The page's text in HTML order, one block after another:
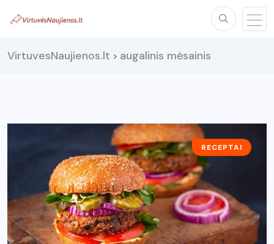
VirtuvesNaujienos.lt > augalinis mėsainis
RECEPTAI